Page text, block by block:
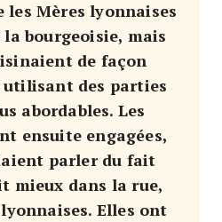
les Mères lyonnaises
bourgeoisie, mais
de façon
des parties
abordables. Les
ensuite engagées,
parler du fait
mieux dans la rue,
Elles ont